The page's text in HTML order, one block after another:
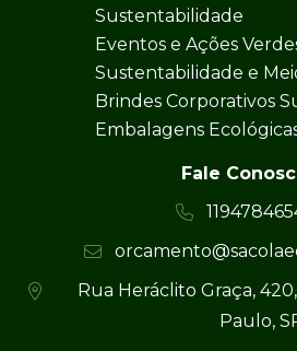
Sustentabilidade
Eventos e Ações
Sustentabilidade e
Brindes Corporativos
Embalagens
Fale
Rua Heráclito Graça,
Paulo,